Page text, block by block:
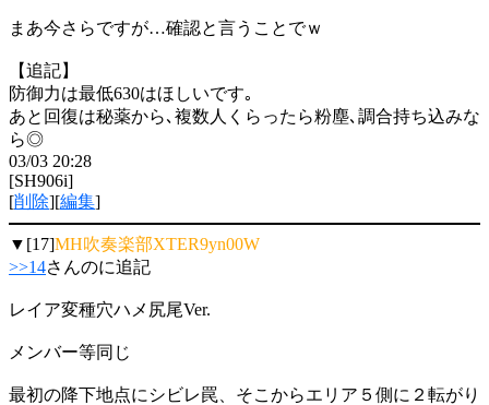
まあ今さらですが…確認と言うことでｗ
【追記】
防御力は最低630はほしいです｡
あと回復は秘薬から､複数人くらったら粉塵､調合持ち込みな
ら◎
03/03 20:28
[SH906i]
[削除][編集]
▼[17]MH吹奏楽部XTER9yn00W
>>14さんのに追記
レイア変種穴ハメ尻尾Ver.
メンバー等同じ
最初の降下地点にシビレ罠、そこからエリア５側に２転がり